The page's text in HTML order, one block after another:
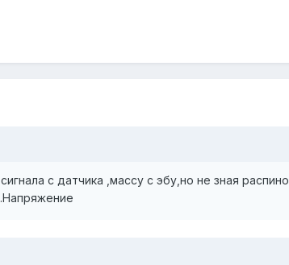
с датчика ,массу с эбу,но не зная